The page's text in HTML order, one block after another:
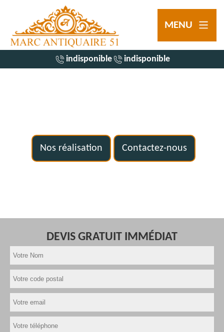
MENU
indisponible indisponible
Nos réalisation Contactez-nous
DEVIS GRATUIT IMMÉDIAT